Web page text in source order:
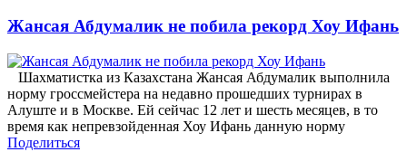
Жансая Абдумалик не побила рекорд Хоу Ифань
Шахматистка из Казахстана Жансая Абдумалик выполнила
норму гроссмейстера на недавно прошедших турнирах в
Алуште и в Москве. Ей сейчас 12 лет и шесть месяцев, в то
время как непревзойденная Хоу Ифань данную норму
Поделиться